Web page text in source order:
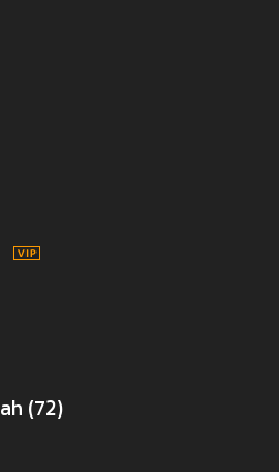
(72)